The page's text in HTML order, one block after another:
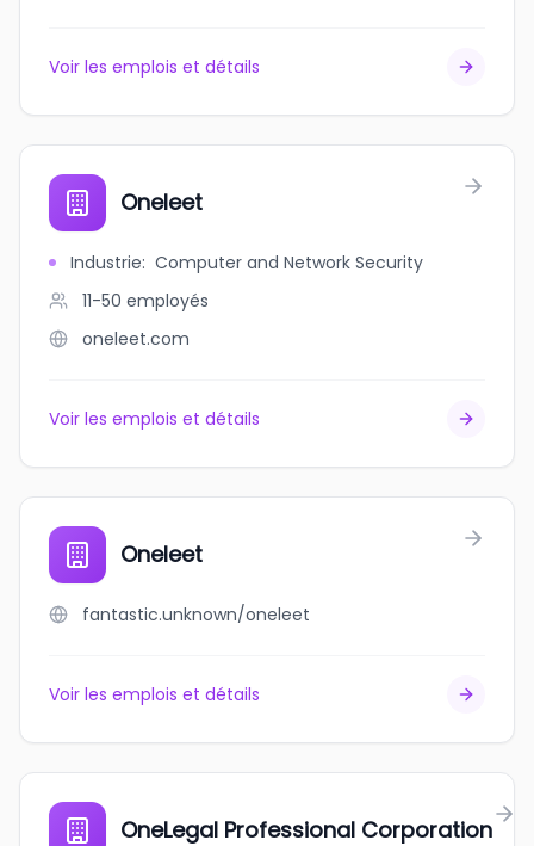
Voir les emplois et détails
Oneleet
Industrie: Computer and Network Security
11-50 employés
oneleet.com
Voir les emplois et détails
Oneleet
fantastic.unknown/oneleet
Voir les emplois et détails
OneLegal Professional Corporation